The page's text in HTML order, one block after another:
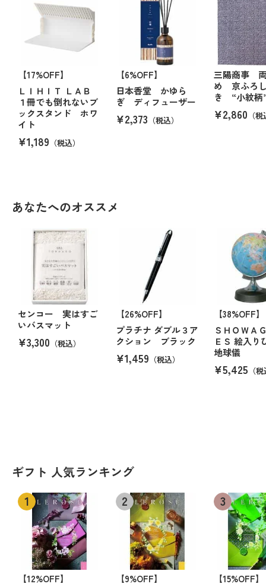
【17%OFF】
ＬＩＨＩＴ ＬＡＢ
１冊でも倒れないブ
ックスタンド ホワ
イト
¥1,189 （税込）
【6%OFF】
日本香堂 かゆら
ぎ ディフューザー
¥2,373 （税込）
三陽商事
め 京ふろ
き “小紋柄
¥2,860 （
あなたへのオススメ
センコー 実はすご
いバスマット
¥3,300 （税込）
【26%OFF】
プラチナ ダブル３ア
クション ブラック
¥1,459 （税込）
【38%OFF】
ＳＨＯＷＡ
ＥＳ 絵入り
地球儀
¥5,425 （
ギフト 人気ランキング
【12%OFF】
【9%OFF】
【15%OFF】